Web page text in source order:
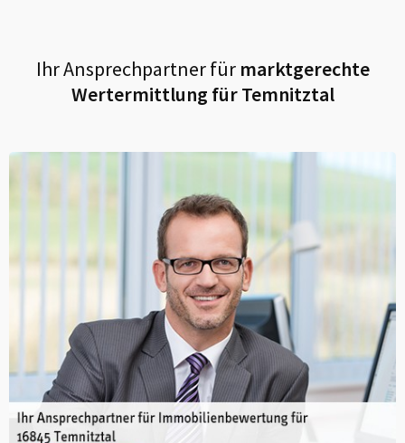
Ihr Ansprechpartner fürmarktgerechte
Wertermittlung fürTemnitztal